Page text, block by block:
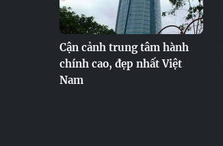
Cận cảnh trung tâm hành
chính cao, đẹp nhất Việt
Nam